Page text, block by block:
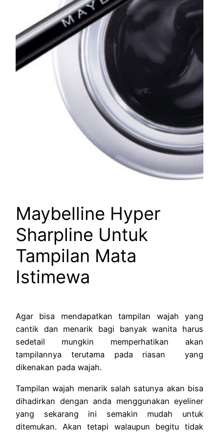
Maybelline Hyper
Sharpline Untuk
Tampilan Mata
Istimewa
Agar bisa mendapatkan tampilan wajah yang
cantik dan menarik bagi banyak wanita harus
sedetail mungkin memperhatikan akan
tampilannya terutama pada riasan yang
dikenakan pada wajah.
Tampilan wajah menarik salah satunya akan bisa
dihadirkan dengan anda menggunakan eyeliner
yang sekarang ini semakin mudah untuk
ditemukan. Akan tetapi walaupun begitu tidak